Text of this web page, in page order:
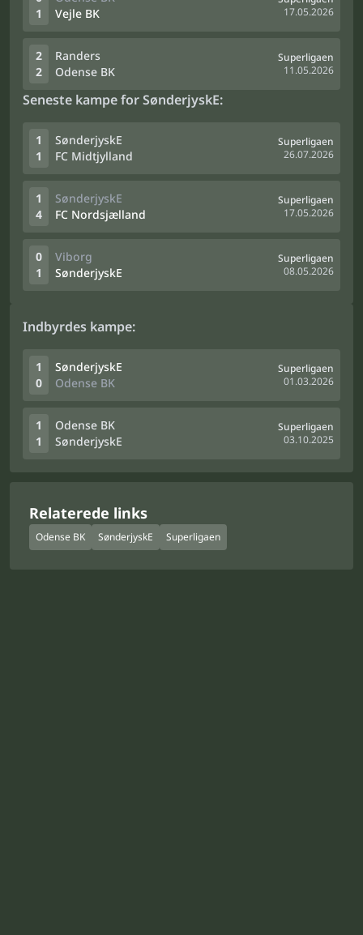
1
Vejle BK
17.05.2026
2
2
Randers
Odense BK
Superligaen
11.05.2026
Seneste kampe for SønderjyskE:
1
1
SønderjyskE
FC Midtjylland
Superligaen
26.07.2026
1
4
SønderjyskE
FC Nordsjælland
Superligaen
17.05.2026
0
1
Viborg
SønderjyskE
Superligaen
08.05.2026
Indbyrdes kampe:
1
0
SønderjyskE
Odense BK
Superligaen
01.03.2026
1
1
Odense BK
SønderjyskE
Superligaen
03.10.2025
Relaterede links
Odense BK SønderjyskE Superligaen